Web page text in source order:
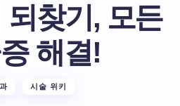
되찾기, 모든
해결!
시술 위키